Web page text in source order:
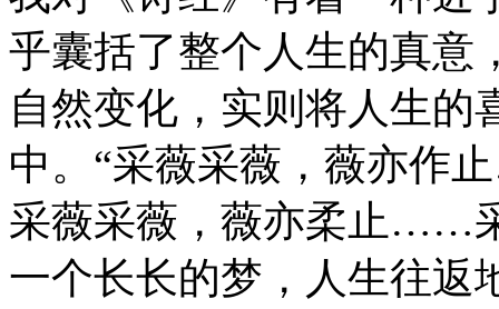
乎囊括了整个人生的真意
自然变化，实则将人生的
中。“采薇采薇，薇亦作
采薇采薇，薇亦柔止……
一个长长的梦，人生往返